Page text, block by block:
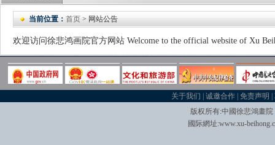
当前位置： 首页 > 网站公告
欢迎访问徐悲鸿画院官方网站 Welcome to the official website of Xu
关于我们 |诚邀合作 |免责声明 |
版权所有:中國徐悲鴻畫
國际網址:www.xu-